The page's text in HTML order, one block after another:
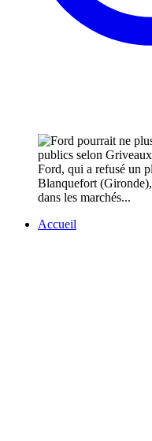
Ford, qui a refusé un
Blanquefort
dans les marchés...
Accueil